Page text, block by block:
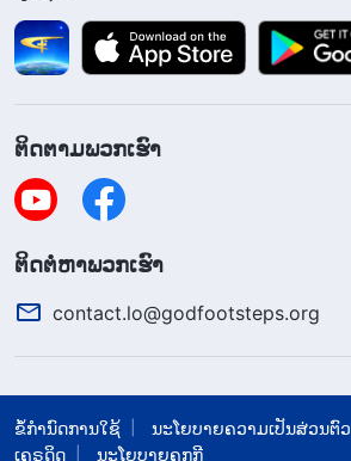
ຕິດຕາມພວກເຮົາ
​ຕິດ​ຕໍ່​ຫາ​ພວກ​ເຮົາ
contact.lo@godfootsteps.org
ຂໍ້ກຳນົດການໃຊ້
ນະໂຍບາຍຄວາມເປັນສ່ວນຕົວ
ເຄຣດິດ
ນະໂຍບາຍຄຸກກີ